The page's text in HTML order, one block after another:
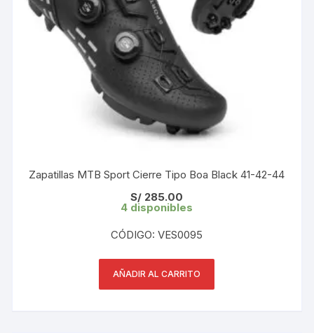
Zapatillas MTB Sport Cierre Tipo Boa Black 41-42-44
S/ 285.00
4 disponibles
CÓDIGO: VES0095
AÑADIR AL CARRITO